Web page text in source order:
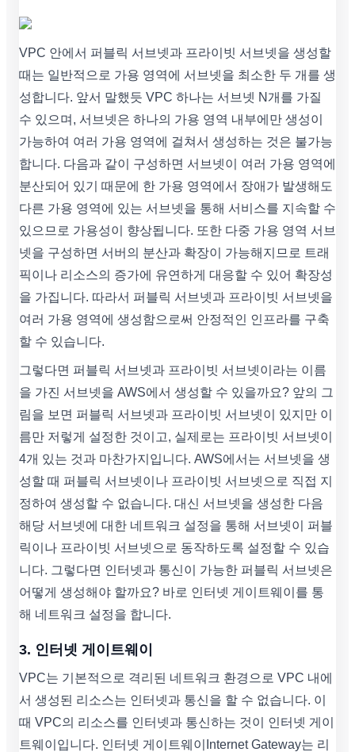
VPC 안에서 퍼블릭 서브넷과 프라이빗 서브넷을 생성할
때는 일반적으로 가용 영역에 서브넷을 최소한 두 개를 생
성합니다. 앞서 말했듯 VPC 하나는 서브넷 N개를 가질
수 있으며, 서브넷은 하나의 가용 영역 내부에만 생성이
가능하여 여러 가용 영역에 걸쳐서 생성하는 것은 불가능
합니다. 다음과 같이 구성하면 서브넷이 여러 가용 영역에
분산되어 있기 때문에 한 가용 영역에서 장애가 발생해도
다른 가용 영역에 있는 서브넷을 통해 서비스를 지속할 수
있으므로 가용성이 향상됩니다. 또한 다중 가용 영역 서브
넷을 구성하면 서버의 분산과 확장이 가능해지므로 트래
픽이나 리소스의 증가에 유연하게 대응할 수 있어 확장성
을 가집니다. 따라서 퍼블릭 서브넷과 프라이빗 서브넷을
여러 가용 영역에 생성함으로써 안정적인 인프라를 구축
할 수 있습니다.
그렇다면 퍼블릭 서브넷과 프라이빗 서브넷이라는 이름
을 가진 서브넷을 AWS에서 생성할 수 있을까요? 앞의 그
림을 보면 퍼블릭 서브넷과 프라이빗 서브넷이 있지만 이
름만 저렇게 설정한 것이고, 실제로는 프라이빗 서브넷이
4개 있는 것과 마찬가지입니다. AWS에서는 서브넷을 생
성할 때 퍼블릭 서브넷이나 프라이빗 서브넷으로 직접 지
정하여 생성할 수 없습니다. 대신 서브넷을 생성한 다음
해당 서브넷에 대한 네트워크 설정을 통해 서브넷이 퍼블
릭이나 프라이빗 서브넷으로 동작하도록 설정할 수 있습
니다. 그렇다면 인터넷과 통신이 가능한 퍼블릭 서브넷은
어떻게 생성해야 할까요? 바로 인터넷 게이트웨이를 통
해 네트워크 설정을 합니다.
3. 인터넷 게이트웨이
VPC는 기본적으로 격리된 네트워크 환경으로 VPC 내에
서 생성된 리소스는 인터넷과 통신을 할 수 없습니다. 이
때 VPC의 리소스를 인터넷과 통신하는 것이 인터넷 게이
트웨이입니다. 인터넷 게이트웨이Internet Gateway는 리